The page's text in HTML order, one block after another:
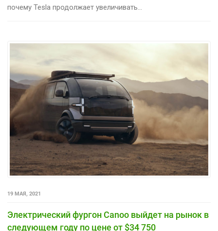
почему Tesla продолжает увеличивать...
19 МАЯ, 2021
Электрический фургон Canoo выйдет на рынок в
следующем году по цене от $34 750